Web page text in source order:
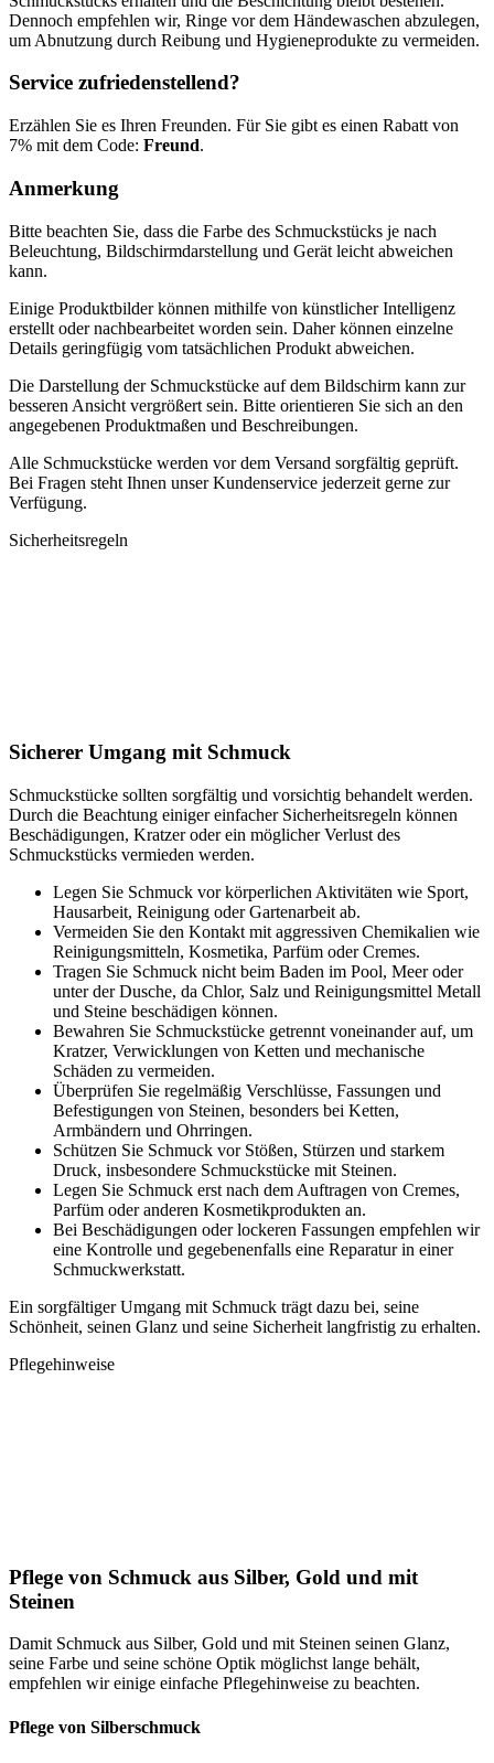
Dennoch empfehlen wir, Ringe vor dem Händewaschen abzulegen,
um Abnutzung durch Reibung und Hygieneprodukte zu vermeiden.
Service zufriedenstellend?
Erzählen Sie es Ihren Freunden. Für Sie gibt es einen Rabatt von
7% mit dem Code: Freund.
Anmerkung
Bitte beachten Sie, dass die Farbe des Schmuckstücks je nach
Beleuchtung, Bildschirmdarstellung und Gerät leicht abweichen
kann.
Einige Produktbilder können mithilfe von künstlicher Intelligenz
erstellt oder nachbearbeitet worden sein. Daher können einzelne
Details geringfügig vom tatsächlichen Produkt abweichen.
Die Darstellung der Schmuckstücke auf dem Bildschirm kann zur
besseren Ansicht vergrößert sein. Bitte orientieren Sie sich an den
angegebenen Produktmaßen und Beschreibungen.
Alle Schmuckstücke werden vor dem Versand sorgfältig geprüft.
Bei Fragen steht Ihnen unser Kundenservice jederzeit gerne zur
Verfügung.
Sicherheitsregeln
Sicherer Umgang mit Schmuck
Schmuckstücke sollten sorgfältig und vorsichtig behandelt werden.
Durch die Beachtung einiger einfacher Sicherheitsregeln können
Beschädigungen, Kratzer oder ein möglicher Verlust des
Schmuckstücks vermieden werden.
Legen Sie Schmuck vor körperlichen Aktivitäten wie Sport,
Hausarbeit, Reinigung oder Gartenarbeit ab.
Vermeiden Sie den Kontakt mit aggressiven Chemikalien wie
Reinigungsmitteln, Kosmetika, Parfüm oder Cremes.
Tragen Sie Schmuck nicht beim Baden im Pool, Meer oder
unter der Dusche, da Chlor, Salz und Reinigungsmittel Metall
und Steine beschädigen können.
Bewahren Sie Schmuckstücke getrennt voneinander auf, um
Kratzer, Verwicklungen von Ketten und mechanische
Schäden zu vermeiden.
Überprüfen Sie regelmäßig Verschlüsse, Fassungen und
Befestigungen von Steinen, besonders bei Ketten,
Armbändern und Ohrringen.
Schützen Sie Schmuck vor Stößen, Stürzen und starkem
Druck, insbesondere Schmuckstücke mit Steinen.
Legen Sie Schmuck erst nach dem Auftragen von Cremes,
Parfüm oder anderen Kosmetikprodukten an.
Bei Beschädigungen oder lockeren Fassungen empfehlen wir
eine Kontrolle und gegebenenfalls eine Reparatur in einer
Schmuckwerkstatt.
Ein sorgfältiger Umgang mit Schmuck trägt dazu bei, seine
Schönheit, seinen Glanz und seine Sicherheit langfristig zu erhalten.
Pflegehinweise
Pflege von Schmuck aus Silber, Gold und mit
Steinen
Damit Schmuck aus Silber, Gold und mit Steinen seinen Glanz,
seine Farbe und seine schöne Optik möglichst lange behält,
empfehlen wir einige einfache Pflegehinweise zu beachten.
Pflege von Silberschmuck